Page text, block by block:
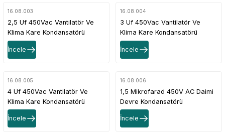
16.08.003
2,5 Uf 450Vac Vantilatör Ve
Klima Kare Kondansatörü
İncele
16.08.004
3 Uf 450Vac Vantilatör Ve
Klima Kare Kondansatörü
İncele
16.08.005
4 Uf 450Vac Vantilatör Ve
Klima Kare Kondansatörü
İncele
16.08.006
1,5 Mikrofarad 450V AC Daimi
Devre Kondansatörü
İncele